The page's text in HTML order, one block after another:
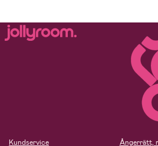
Kundservice
Ångerrätt,